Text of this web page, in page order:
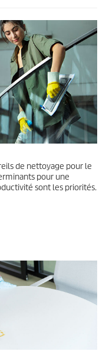
de nettoyage pour le
pour une
sont les priorités.